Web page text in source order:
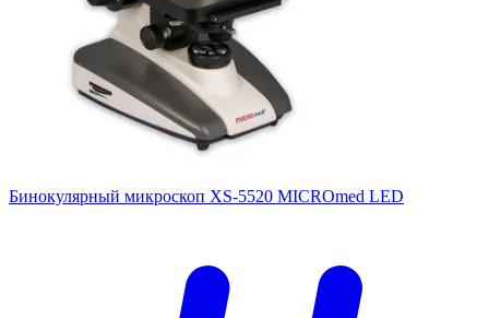
Бинокулярный микроскоп XS-5520 MICROmed LED